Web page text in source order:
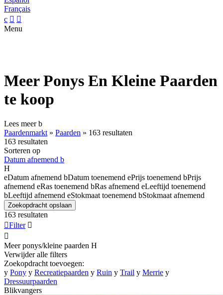
Français
c  
Menu
Meer Ponys En Kleine Paarden
te koop
Lees meerb
Paardenmarkt » Paarden » 163 resultaten
163 resultaten
Sorteren op
Datum afnemend b
H
eDatum afnemend bDatum toenemend ePrijs toenemend bPrijs
afnemend eRas toenemend bRas afnemend eLeeftijd toenemend
bLeeftijd afnemend eStokmaat toenemend bStokmaat afnemend
Zoekopdracht opslaan
163 resultaten
Filter 

Meer ponys/kleine paarden H
Verwijder alle filters
Zoekopdracht toevoegen:
y Pony y Recreatiepaarden y Ruin y Trail y Merrie y
Dressuurpaarden
Blikvangers